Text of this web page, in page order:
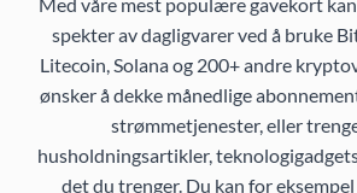
spekter av dagligvarer ved å bruke
Litecoin, Solana og 200+ andre
ønsker å dekke månedlige
strømmetjenester, eller
husholdningsartikler,
det du trenger. Du kan for